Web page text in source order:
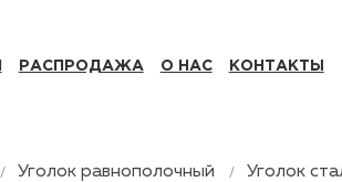
РАСПРОДАЖА О НАС КОНТАКТЫ
Уголок равнополочный Уголок